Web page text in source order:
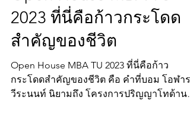
Open House MBA TU
2023 ที่นี่คือก้าวกระโดด
สำคัญของชีวิต
Open House MBA TU 2023 ที่นี่คือก้าว
กระโดดสำคัญของชีวิต คือ คำที่บอม โอฬาร